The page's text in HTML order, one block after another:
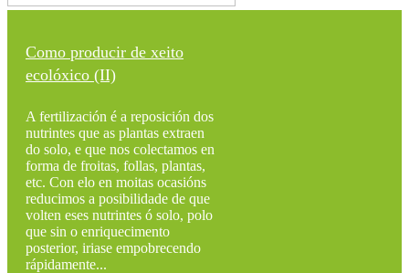
Como producir de xeito
ecolóxico (II)
A fertilización é a reposición dos
nutrintes que as plantas extraen
do solo, e que nos colectamos en
forma de froitas, follas, plantas,
etc. Con elo en moitas ocasións
reducimos a posibilidade de que
volten eses nutrintes ó solo, polo
que sin o enriquecimento
posterior, iriase empobrecendo
rápidamente...